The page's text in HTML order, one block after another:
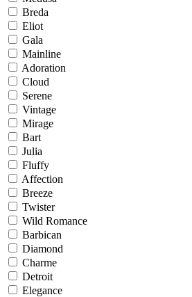
Breda
Eliot
Gala
Mainline
Adoration
Cloud
Serene
Vintage
Mirage
Bart
Julia
Fluffy
Affection
Breeze
Twister
Wild Romance
Barbican
Diamond
Charme
Detroit
Elegance